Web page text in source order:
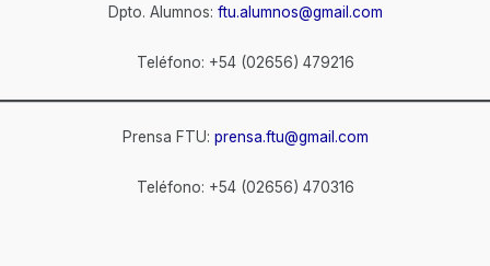
Dpto. Alumnos: ftu.alumnos@gmail.com
Teléfono: +54 (02656) 479216
Prensa FTU: prensa.ftu@gmail.com
Teléfono: +54 (02656) 470316